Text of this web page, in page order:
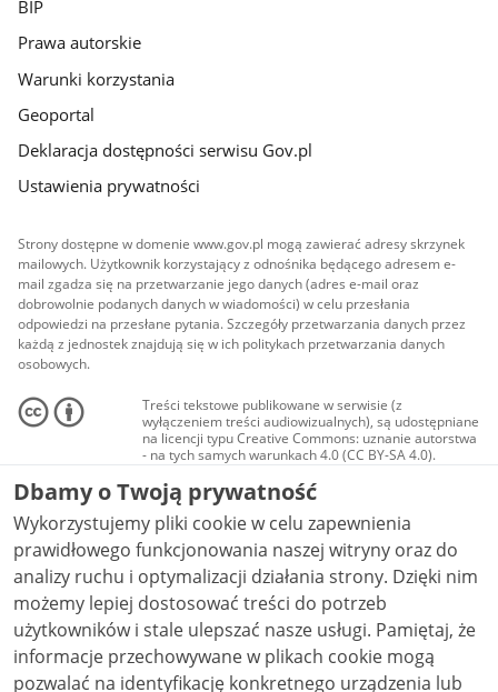
BIP
Prawa autorskie
Warunki korzystania
Geoportal
Deklaracja dostępności serwisu Gov.pl
Ustawienia prywatności
Strony dostępne w domenie www.gov.pl mogą zawierać adresy skrzynek
mailowych. Użytkownik korzystający z odnośnika będącego adresem e-
mail zgadza się na przetwarzanie jego danych (adres e-mail oraz
dobrowolnie podanych danych w wiadomości) w celu przesłania
odpowiedzi na przesłane pytania. Szczegóły przetwarzania danych przez
każdą z jednostek znajdują się w ich politykach przetwarzania danych
osobowych.
Treści tekstowe publikowane w serwisie (z
wyłączeniem treści audiowizualnych), są udostępniane
na licencji typu Creative Commons: uznanie autorstwa
- na tych samych warunkach 4.0 (CC BY-SA 4.0).
Materiały audiowizualne, w tym zdjęcia, materiały
audio i wideo, są udostępniane na licencji typu
Creative Commons: uznanie autorstwa użycie
niekomercyjne - bez utworów zależnych 4.0 (CC BY-
NC-ND 4.0), o ile nie jest to stwierdzone inaczej.
Dbamy o Twoją prywatność
Wykorzystujemy pliki cookie w celu zapewnienia
prawidłowego funkcjonowania naszej witryny oraz do
analizy ruchu i optymalizacji działania strony. Dzięki nim
możemy lepiej dostosować treści do potrzeb
użytkowników i stale ulepszać nasze usługi. Pamiętaj, że
informacje przechowywane w plikach cookie mogą
pozwalać na identyfikację konkretnego urządzenia lub